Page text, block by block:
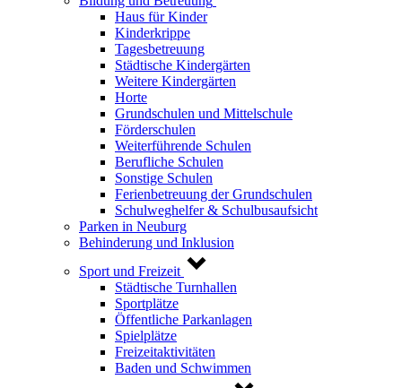
Haus für Kinder
Kinderkrippe
Tagesbetreuung
Städtische Kindergärten
Weitere Kindergärten
Horte
Grundschulen und Mittelschule
Förderschulen
Weiterführende Schulen
Berufliche Schulen
Sonstige Schulen
Ferienbetreuung der Grundschulen
Schulweghelfer & Schulbusaufsicht
Parken in Neuburg
Behinderung und Inklusion
Sport und Freizeit
Städtische Turnhallen
Sportplätze
Öffentliche Parkanlagen
Spielplätze
Freizeitaktivitäten
Baden und Schwimmen